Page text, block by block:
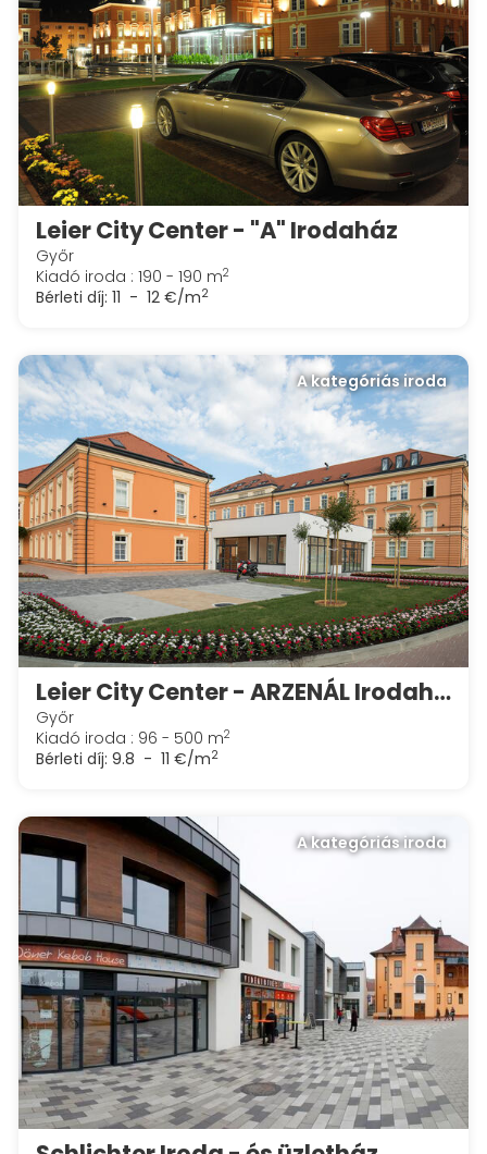
Leier City Center - "A" Irodaház
Győr
Kiadó iroda : 190 - 190 m2
Bérleti díj: 11 - 12 €/m2
A kategóriás iroda
Leier City Center - ARZENÁL Irodaház
Győr
Kiadó iroda : 96 - 500 m2
Bérleti díj: 9.8 - 11 €/m2
A kategóriás iroda